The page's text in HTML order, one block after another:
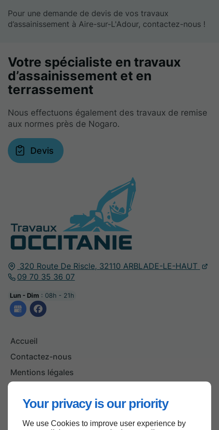
Your privacy is our priority
We use Cookies to improve user experience by
Pour une demande de devis de vos travaux
d’assainissement à Aire-sur-L'Adour, contactez-nous !
320 Route De Riscle, 32110 ARBLADE-LE-HAUT
09 70 35 36 07
Lun - Dim : 08h - 21h
Accueil
Contactez-nous
Mentions légales
Votre spécialiste en travaux
d’assainissement et en
terrassement
Nous effectuons également des travaux de remise
aux normes près de Nogaro.
Devis